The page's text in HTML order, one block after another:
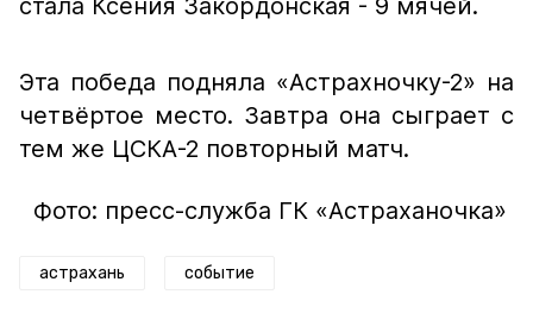
стала Ксения Закордонская - 9 мячей.
Эта победа подняла «Астрахночку-2» на
четвёртое место. Завтра она сыграет с
тем же ЦСКА-2 повторный матч.
Фото: пресс-служба ГК «Астраханочка»
астрахань событие